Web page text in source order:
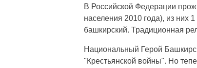
В Российской Федерации
населения 2010 года), из них
башкирский. Традиционная
Национальный Герой
"Крестьянской войны". Но